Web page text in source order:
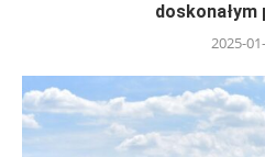
doskonałym
2025-